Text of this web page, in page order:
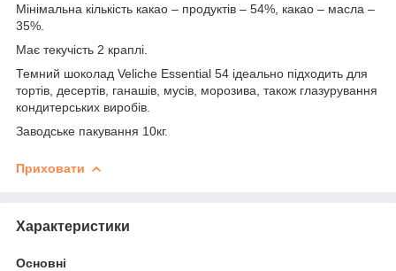
Мінімальна кількість какао – продуктів – 54%, какао – масла –
35%.
Має текучість 2 краплі.
Темний шоколад Veliche Essential 54 ідеально підходить для
тортів, десертів, ганашів, мусів, морозива, також глазурування
кондитерських виробів.
Заводське пакування 10кг.
Приховати
Характеристики
Основні